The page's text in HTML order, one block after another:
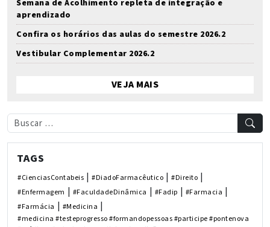
Semana de Acolhimento repleta de integração e
aprendizado
Confira os horários das aulas do semestre 2026.2
Vestibular Complementar 2026.2
VEJA MAIS
TAGS
#CienciasContabeis | #DiadoFarmacêutico | #Direito |
#Enfermagem | #FaculdadeDinâmica | #Fadip | #Farmacia |
#Farmácia | #Medicina |
#medicina #testeprogresso #formandopessoas #participe #pontenova